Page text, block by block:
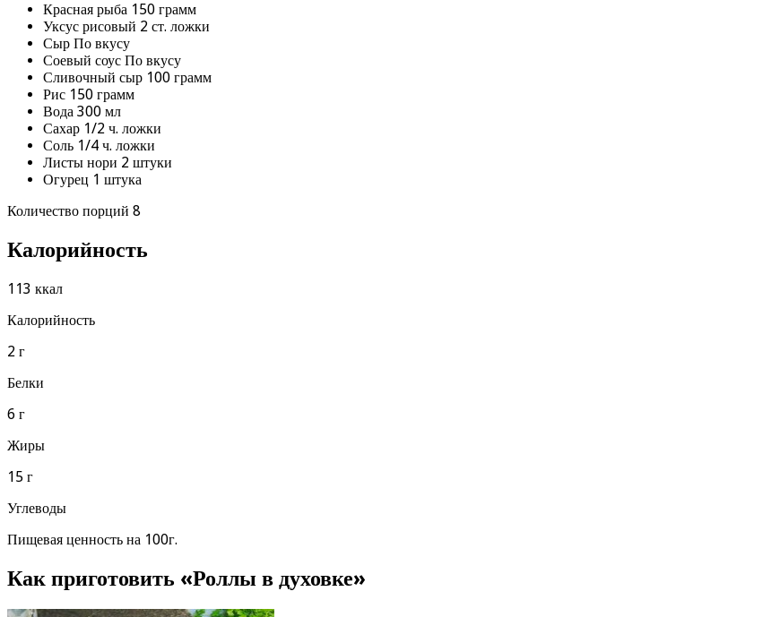
Красная рыба 150 грамм
Уксус рисовый 2 ст. ложки
Сыр По вкусу
Соевый соус По вкусу
Сливочный сыр 100 грамм
Рис 150 грамм
Вода 300 мл
Сахар 1/2 ч. ложки
Соль 1/4 ч. ложки
Листы нори 2 штуки
Огурец 1 штука
Количество порций 8
Калорийность
113 ккал
Калорийность
2 г
Белки
6 г
Жиры
15 г
Углеводы
Пищевая ценность на 100г.
Как приготовить «Роллы в духовке»